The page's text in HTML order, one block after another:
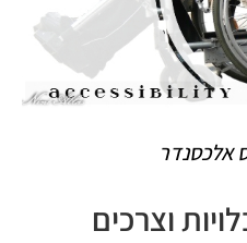
אלכסנדר
וצרכים